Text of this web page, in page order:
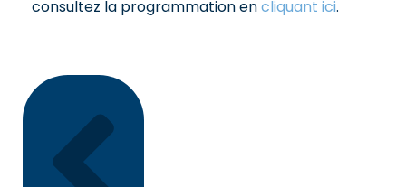
consultez la programmation encliquant ici.
Précédent
Suivant